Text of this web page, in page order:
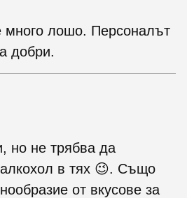
много лошо. Персоналът
добри.
но не трябва да
в тях 😉. Също
от вкусове за